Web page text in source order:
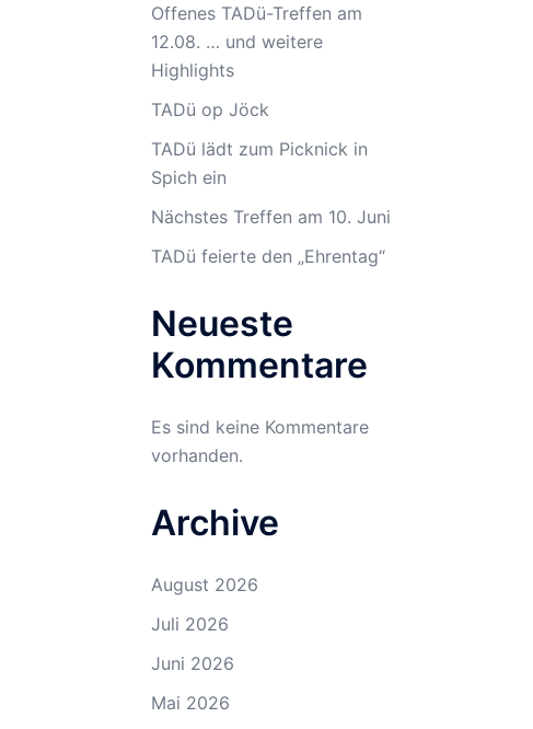
Offenes TADü-Treffen am
12.08. … und weitere
Highlights
TADü op Jöck
TADü lädt zum Picknick in
Spich ein
Nächstes Treffen am 10. Juni
TADü feierte den „Ehrentag“
Neueste
Kommentare
Es sind keine Kommentare
vorhanden.
Archive
August 2026
Juli 2026
Juni 2026
Mai 2026